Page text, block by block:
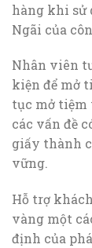
hàng khi sử
Ngãi của
Nhân viên
kiện để mở
tục mở tiệm
các vấn đề
giấy thành
vững.
Hỗ trợ
vàng một
định của